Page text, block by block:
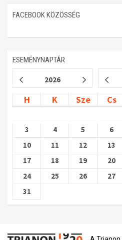
FACEBOOK KÖZÖSSÉG
ESEMÉNYNAPTÁR
2026
H K Sze Cs
3
4 5 6
10
11 12 13
17
18 19 20
24
25 26 27
31